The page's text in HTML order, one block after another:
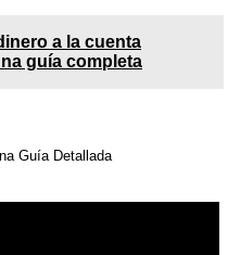
a la cuenta
guía completa
Guía Detallada